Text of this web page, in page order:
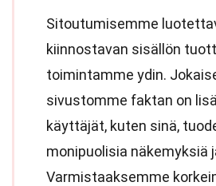
Sitoutumisemme
kiinnostavan sisällön
toimintamme ydin.
sivustomme faktan on
käyttäjät, kuten sinä,
monipuolisia näkemyksiä
Varmistaaksemme